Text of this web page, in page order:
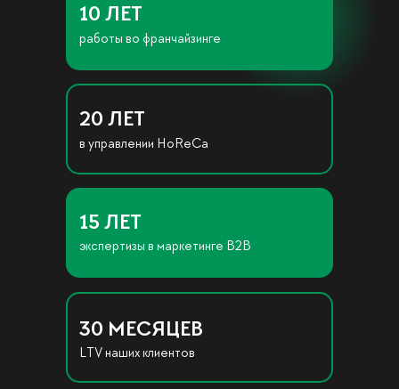
15 ЛЕТ
30 МЕСЯЦЕВ
20 ЛЕТ
10 ЛЕТ
LTV наших клиентов
экспертизы в маркетинге B2B
в управлении HoReCa
работы во франчайзинге